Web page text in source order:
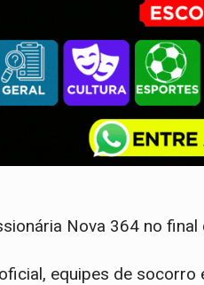
Nova 364 no final
equipes de